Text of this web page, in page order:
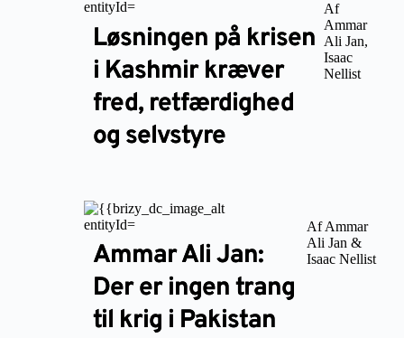
Løsningen på krisen
i Kashmir kræver
fred, retfærdighed
og selvstyre
Af
Ammar
Ali Jan,
Isaac
Nellist
Ammar Ali Jan:
Der er ingen trang
til krig i Pakistan
Af Ammar
Ali Jan &
Isaac Nellist